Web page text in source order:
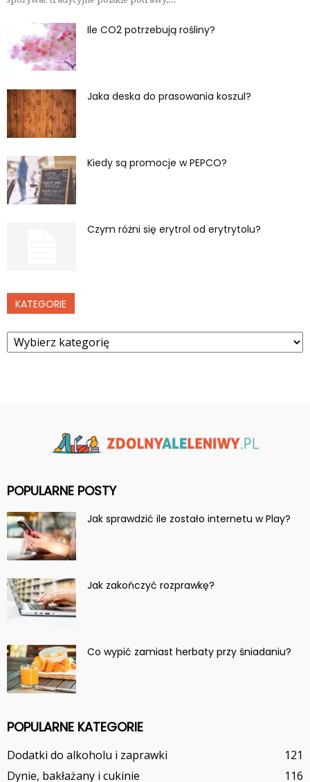
Ile CO2 potrzebują rośliny?
Jaka deska do prasowania koszul?
Kiedy są promocje w PEPCO?
Czym różni się erytrol od erytrytolu?
KATEGORIE
Kategorie
POPULARNE POSTY
Jak sprawdzić ile zostało internetu w Play?
Jak zakończyć rozprawkę?
Co wypić zamiast herbaty przy śniadaniu?
POPULARNE KATEGORIE
Dodatki do alkoholu i zaprawki
121
Dynie, bakłażany i cukinie
116